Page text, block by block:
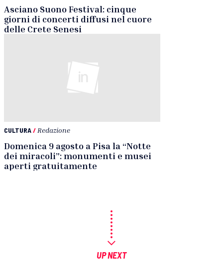
Asciano Suono Festival: cinque
giorni di concerti diffusi nel cuore
delle Crete Senesi
CULTURA/ Redazione
Domenica 9 agosto a Pisa la “Notte
dei miracoli”: monumenti e musei
aperti gratuitamente
UP NEXT